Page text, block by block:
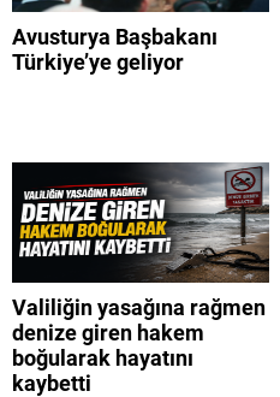
Avusturya Başbakanı
Türkiye’ye geliyor
Valiliğin yasağına rağmen
denize giren hakem
boğularak hayatını
kaybetti